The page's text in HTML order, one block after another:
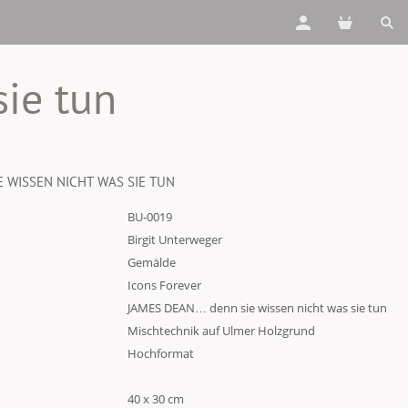
tun
NICHT WAS SIE TUN
BU-0019
Birgit Unterweger
Gemälde
Icons Forever
JAMES DEAN… denn sie wissen nicht was sie tun
Mischtechnik auf Ulmer Holzgrund
Hochformat
40 x 30 cm